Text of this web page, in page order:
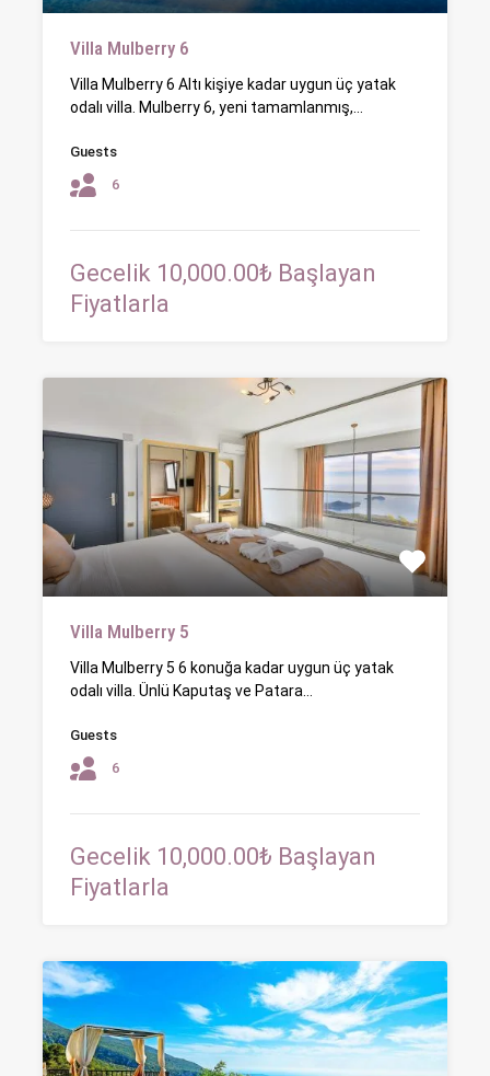
Villa Mulberry 6
Villa Mulberry 6 Altı kişiye kadar uygun üç yatak
odalı villa. Mulberry 6, yeni tamamlanmış,…
Guests
6
Gecelik 10,000.00₺ Başlayan
Fiyatlarla
Villa Mulberry 5
Villa Mulberry 5 6 konuğa kadar uygun üç yatak
odalı villa. Ünlü Kaputaş ve Patara…
Guests
6
Gecelik 10,000.00₺ Başlayan
Fiyatlarla